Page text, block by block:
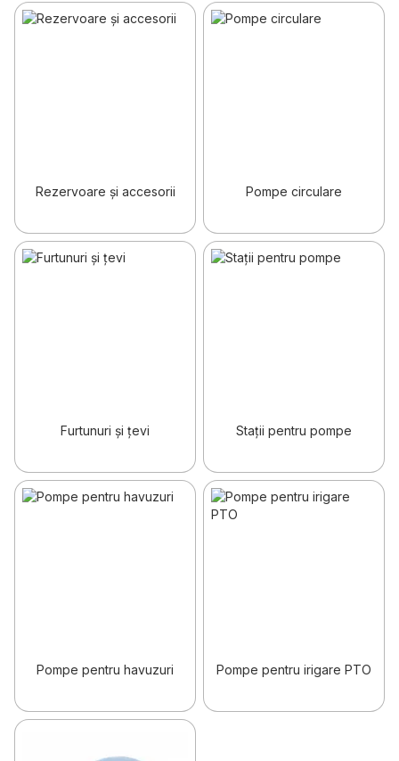
Rezervoare și accesorii Pompe circulare
Furtunuri și țevi Stații pentru pompe
Pompe pentru havuzuri Pompe pentru irigare PTO